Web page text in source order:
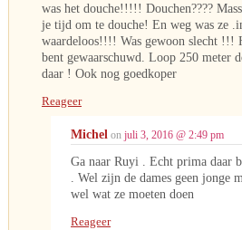
was het douche!!!!! Douchen????
je tijd om te douche! En weg was ze
waardeloos!!!! Was gewoon slecht !!!
bent gewaarschuwd. Loop 250 meter
daar ! Ook nog goedkoper
Reageer
Michel on juli 3, 2016 @ 2:49 pm
Ga naar Ruyi . Echt prima daar
. Wel zijn de dames geen jonge
wel wat ze moeten doen
Reageer